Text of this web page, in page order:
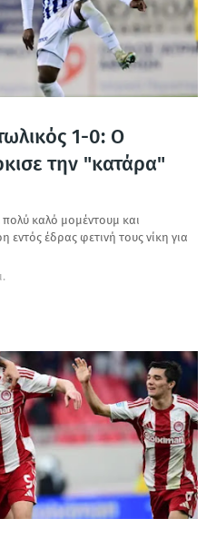
1-0: Ο
την "κατάρα"
πολύ καλό μομέντουμ και
έδρας φετινή τους νίκη για